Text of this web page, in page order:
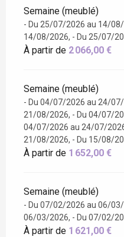
Semaine (meublé)
- Du 25/07/2026 au 14/
14/08/2026, - Du 25/07/
À partir de 2 066,00 €
Semaine (meublé)
- Du 04/07/2026 au 24/
21/08/2026, - Du 04/07/
04/07/2026 au 24/07/
21/08/2026, - Du 15/08/
À partir de 1 652,00 €
Semaine (meublé)
- Du 07/02/2026 au 06/
06/03/2026, - Du 07/02/
À partir de 1 621,00 €